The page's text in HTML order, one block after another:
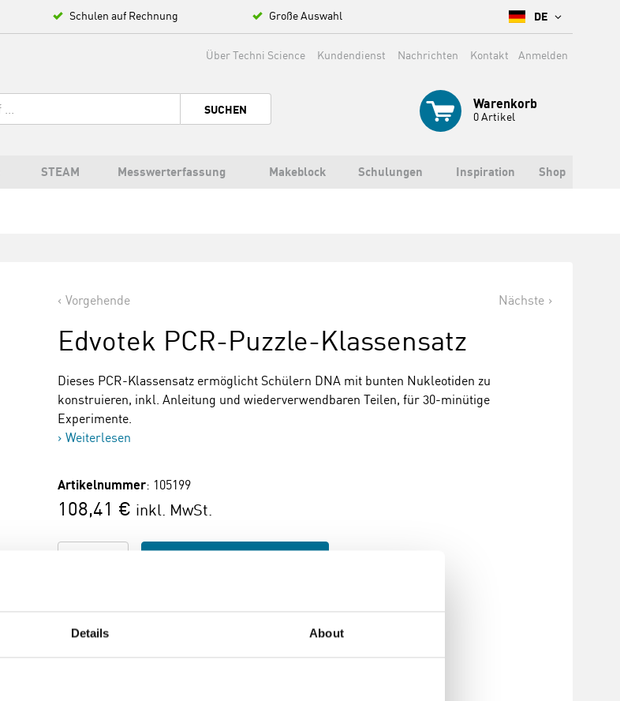
Details About
Schulen auf Rechnung Große Auswahl DE
Anmelden
Über Techni Science Kundendienst Nachrichten Kontakt
Warenkorb
0Artikel
SUCHEN
STEAM Messwerterfassung Makeblock Schulungen Inspiration Shop
Vorgehende Nächste
Edvotek PCR-Puzzle-Klassensatz
Dieses PCR-Klassensatz ermöglicht Schülern DNA mit bunten Nukleotiden zu
konstruieren, inkl. Anleitung und wiederverwendbaren Teilen, für 30-minütige
Experimente.
Weiterlesen
Artikelnummer: 105199
108,41 € inkl. MwSt.